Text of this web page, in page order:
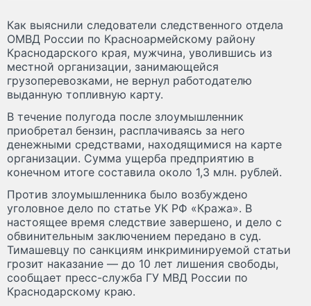
Как выяснили следователи следственного отдела
ОМВД России по Красноармейскому району
Краснодарского края, мужчина, уволившись из
местной организации, занимающейся
грузоперевозками, не вернул работодателю
выданную топливную карту.
В течение полугода после злоумышленник
приобретал бензин, расплачиваясь за него
денежными средствами, находящимися на карте
организации. Сумма ущерба предприятию в
конечном итоге составила около 1,3 млн. рублей.
Против злоумышленника было возбуждено
уголовное дело по статье УК РФ «Кража». В
настоящее время следствие завершено, и дело с
обвинительным заключением передано в суд.
Тимашевцу по санкциям инкриминируемой статьи
грозит наказание — до 10 лет лишения свободы,
сообщает пресс-служба ГУ МВД России по
Краснодарскому краю.